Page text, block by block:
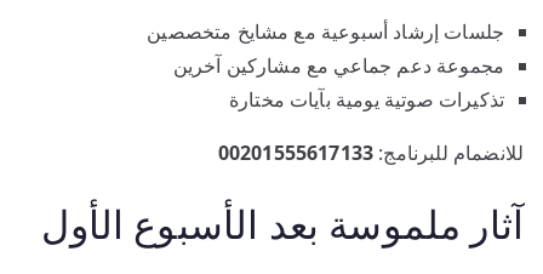
جلسات إرشاد أسبوعية مع مشايخ متخصصين
مجموعة دعم جماعي مع مشاركين آخرين
تذكيرات صوتية يومية بآيات مختارة
للانضمام للبرنامج: 00201555617133
آثار ملموسة بعد الأسبوع الأول